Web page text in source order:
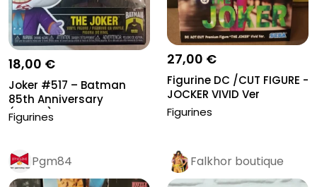
18,00 €
Joker #517 – Batman
85th Anniversary
(NEUVE)
Figurines
27,00 €
Figurine DC /CUT FIGURE -
JOCKER VIVID Ver
Figurines
Pgm84
Falkhor boutique
Pro